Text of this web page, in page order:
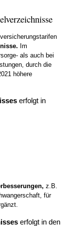
Im
als auch bei
durch die
höhere
erfolgt in
z.B.
für
erfolgt in den